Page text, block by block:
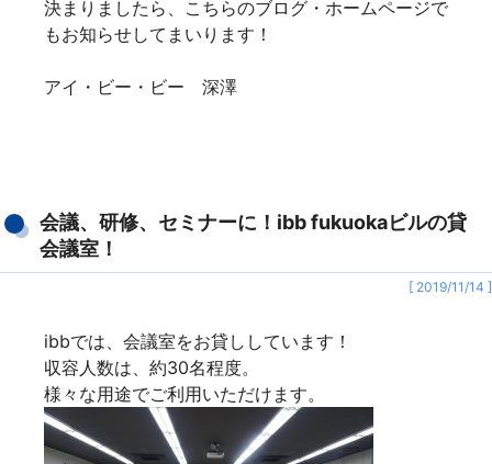
決まりましたら、こちらのブログ・ホームページで
もお知らせしてまいります！
アイ・ビー・ビー 深澤
会議、研修、セミナーに！ibb fukuokaビルの貸
会議室！
[ 2019/11/14 ]
ibbでは、会議室をお貸ししています！
収容人数は、約30名程度。
様々な用途でご利用いただけます。